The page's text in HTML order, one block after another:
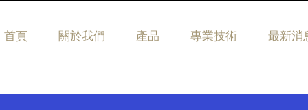
首頁 關於我們 產品 專業技術 最新消